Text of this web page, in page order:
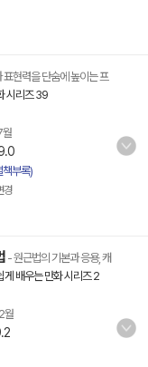
현력을 단숨에 높이는 프
시리즈 39
책부록)
경
- 원근법의 기본과 응용, 캐
게 배우는 만화 시리즈 2
월